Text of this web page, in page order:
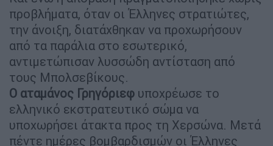
προβλήματα, όταν οι Έλληνες στρατιώτες,
την άνοιξη, διατάχθηκαν να προχωρήσουν
από τα παράλια στο εσωτερικό,
αντιμετώπισαν λυσσώδη αντίσταση από
τους Μπολσεβίκους.
Ο αταμάνος Γρηγόριεφ υποχρέωσε το
ελληνικό εκστρατευτικό σώμα να
υποχωρήσει άτακτα προς τη Χερσώνα. Μετά
πέντε ημέρες βομβαρδισμών οι Έλληνες